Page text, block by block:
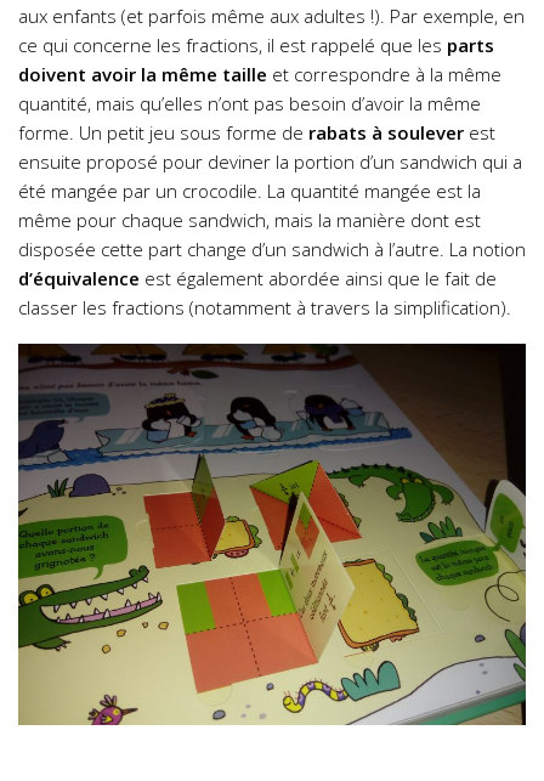
aux enfants (et parfois même aux adultes !). Par exemple, en
ce qui concerne les fractions, il est rappelé que les parts
doivent avoir la même taille et correspondre à la même
quantité, mais qu’elles n’ont pas besoin d’avoir la même
forme. Un petit jeu sous forme de rabats à soulever est
ensuite proposé pour deviner la portion d’un sandwich qui a
été mangée par un crocodile. La quantité mangée est la
même pour chaque sandwich, mais la manière dont est
disposée cette part change d’un sandwich à l’autre. La notion
d’équivalence est également abordée ainsi que le fait de
classer les fractions (notamment à travers la simplification).